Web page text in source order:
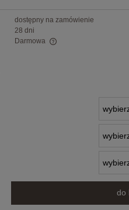
dostępny na zamówienie
28 dni
Darmowa
do